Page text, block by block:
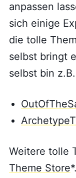
anpassen
sich einige
die tolle
selbst bringt
selbst bin
Weitere tolle
Theme Store